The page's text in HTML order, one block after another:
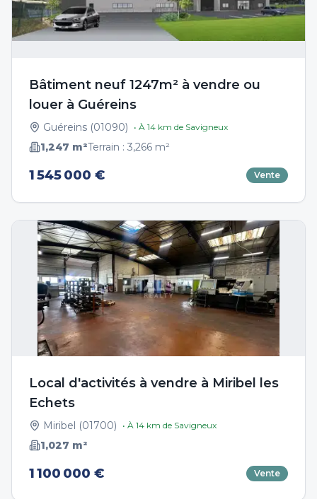
Bâtiment neuf 1247m² à vendre ou
louer à Guéreins
Guéreins (01090) • À 14 km de Savigneux
1,247 m²Terrain : 3,266 m²
1 545 000 € Vente
Local d'activités à vendre à Miribel les
Echets
Miribel (01700) • À 14 km de Savigneux
1,027 m²
1 100 000 € Vente